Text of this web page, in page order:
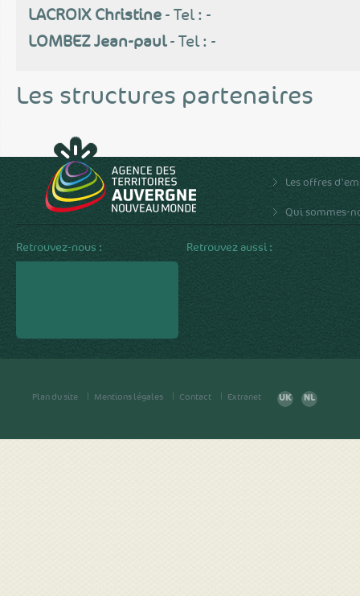
LACROIX Christine- Tel : -
LOMBEZ Jean-paul- Tel : -
Les structures partenaires
Les offres
Qui sommes-
Retrouvez-nous : Retrouvez aussi :
Plan du site Mentions légales Contact Extranet UK NL